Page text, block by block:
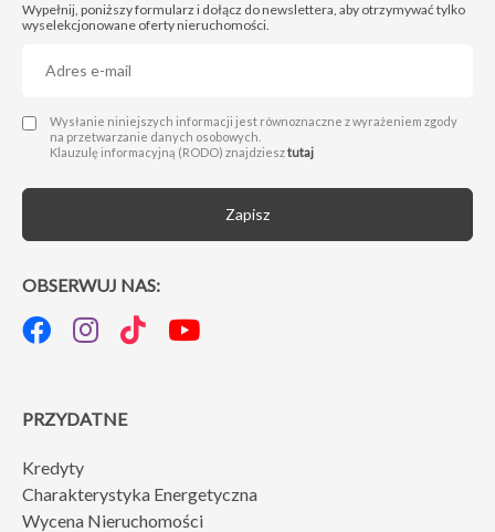
Wypełnij, poniższy formularz i dołącz do newslettera, aby otrzymywać tylko
wyselekcjonowane oferty nieruchomości.
Wysłanie niniejszych informacji jest równoznaczne z wyrażeniem zgody
na przetwarzanie danych osobowych.
Klauzulę informacyjną (RODO) znajdziesztutaj
Zapisz
OBSERWUJ NAS:
PRZYDATNE
Kredyty
Charakterystyka Energetyczna
Wycena Nieruchomości